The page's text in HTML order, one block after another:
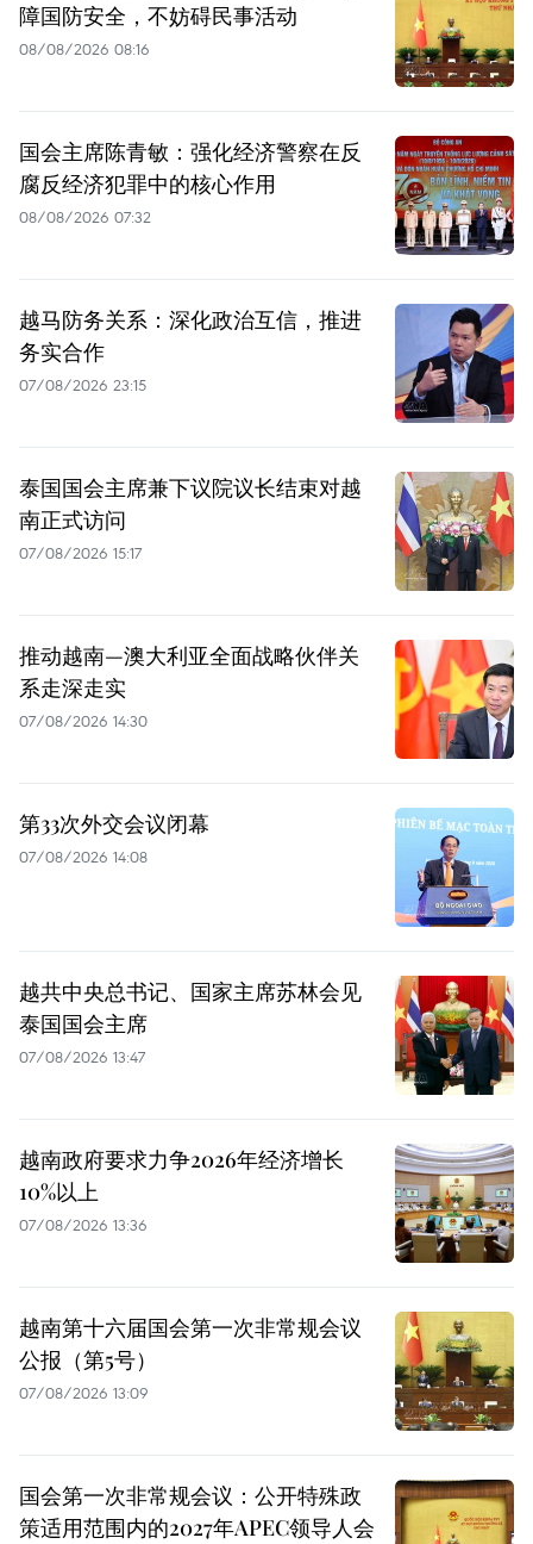
障国防安全，不妨碍民事活动
08/08/2026 08:16
国会主席陈青敏：强化经济警察在反
腐反经济犯罪中的核心作用
08/08/2026 07:32
越马防务关系：深化政治互信，推进
务实合作
07/08/2026 23:15
泰国国会主席兼下议院议长结束对越
南正式访问
07/08/2026 15:17
推动越南—澳大利亚全面战略伙伴关
系走深走实
07/08/2026 14:30
第33次外交会议闭幕
07/08/2026 14:08
越共中央总书记、国家主席苏林会见
泰国国会主席
07/08/2026 13:47
越南政府要求力争2026年经济增长
10%以上
07/08/2026 13:36
越南第十六届国会第一次非常规会议
公报（第5号）
07/08/2026 13:09
国会第一次非常规会议：公开特殊政
策适用范围内的2027年APEC领导人会